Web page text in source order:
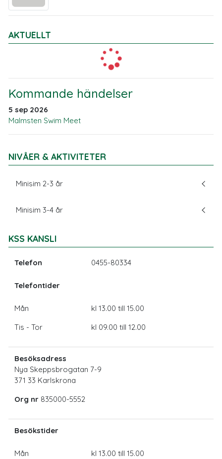
AKTUELLT
Kommande händelser
5 sep 2026
Malmsten Swim Meet
NIVÅER & AKTIVITETER
Minisim 2-3 år
Minisim 3-4 år
KSS KANSLI
Telefon 0455-80334
Telefontider
Mån
Tis - Tor
kl 13.00 till 15.00
kl 09.00 till 12.00
Besöksadress
Nya Skeppsbrogatan 7-9
371 33 Karlskrona
Org nr 835000-5552
Besökstider
Mån kl 13.00 till 15.00